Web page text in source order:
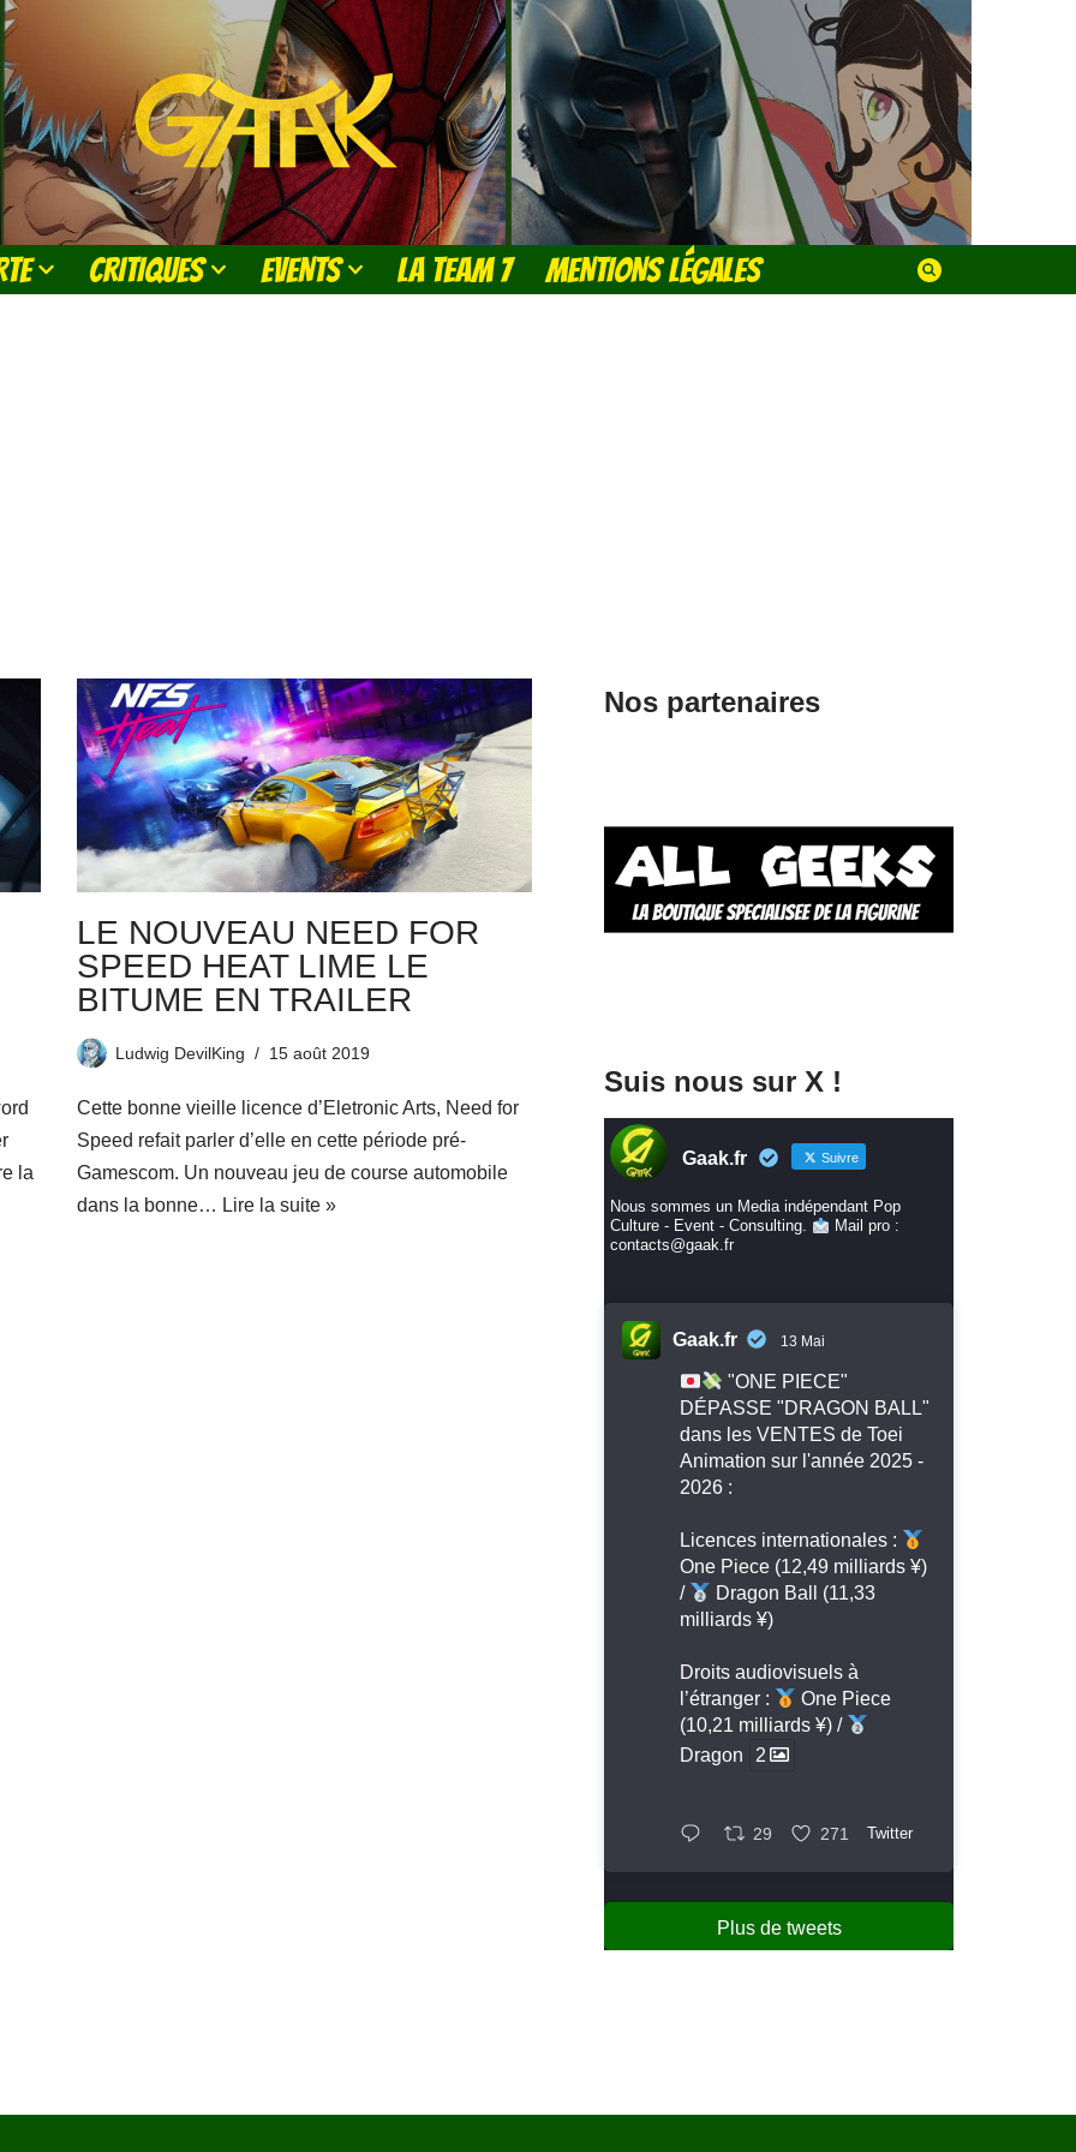
CRITIQUES EVENTS LA TEAM 7 MENTIONS LÉGALES
la
LE NOUVEAU NEED FOR
SPEED HEAT LIME LE
BITUME EN TRAILER
Ludwig DevilKing 15 août 2019
Cette bonne vieille licence d’Eletronic Arts, Need for
Speed refait parler d’elle en cette période pré-
Gamescom. Un nouveau jeu de course automobile
dans la bonne… Lire la suite »
Nos partenaires
Suis nous sur X !
Gaak.fr Suivre
Nous sommes un Media indépendant Pop
Culture - Event - Consulting.
Mail pro :
contacts@gaak.fr
Gaak.fr 13 Mai
"ONE PIECE"
DÉPASSE "DRAGON BALL"
dans les VENTES de Toei
Animation sur l'année 2025 -
2026 :
Licences internationales :
One Piece (12,49 milliards ¥)
/
Dragon Ball (11,33
milliards ¥)
Droits audiovisuels à
l’étranger :
One Piece
(10,21 milliards ¥) /
Dragon
2
29 271 Twitter
Plus de tweets